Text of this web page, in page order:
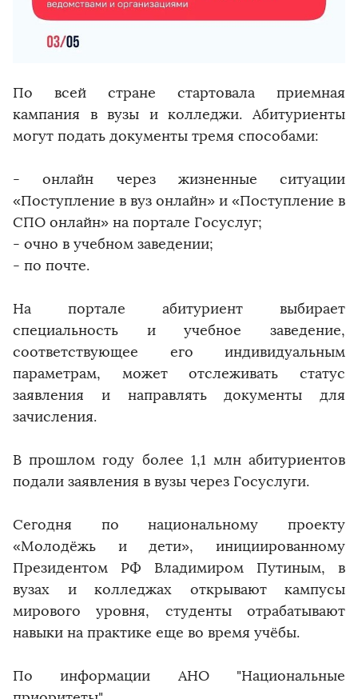
По всей стране стартовала приемная
кампания в вузы и колледжи. Абитуриенты
могут подать документы тремя способами:
- онлайн через жизненные ситуации
«Поступление в вуз онлайн» и «Поступление в
СПО онлайн» на портале Госуслуг;
- очно в учебном заведении;
- по почте.
На портале абитуриент выбирает
специальность и учебное заведение,
соответствующее его индивидуальным
параметрам, может отслеживать статус
заявления и направлять документы для
зачисления.
В прошлом году более 1,1 млн абитуриентов
подали заявления в вузы через Госуслуги.
Сегодня по национальному проекту
«Молодёжь и дети», инициированному
Президентом РФ Владимиром Путиным, в
вузах и колледжах открывают кампусы
мирового уровня, студенты отрабатывают
навыки на практике еще во время учёбы.
По информации АНО "Национальные